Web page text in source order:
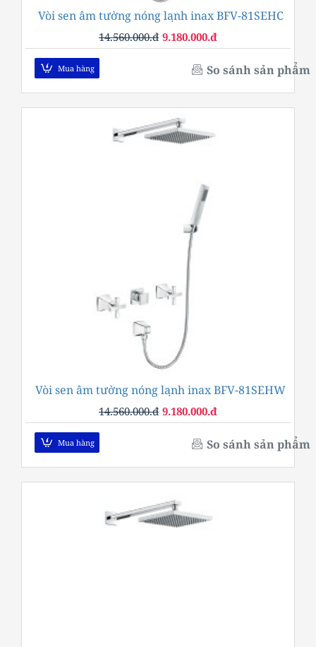
-37%
Vòi sen âm tường nóng lạnh inax BFV-81SEHC
9.180.000.đ
14.560.000.đ
Mua hàng So sánh sản phẩm
-37%
Vòi sen âm tường nóng lạnh inax BFV-81SEHW
9.180.000.đ
14.560.000.đ
Mua hàng So sánh sản phẩm